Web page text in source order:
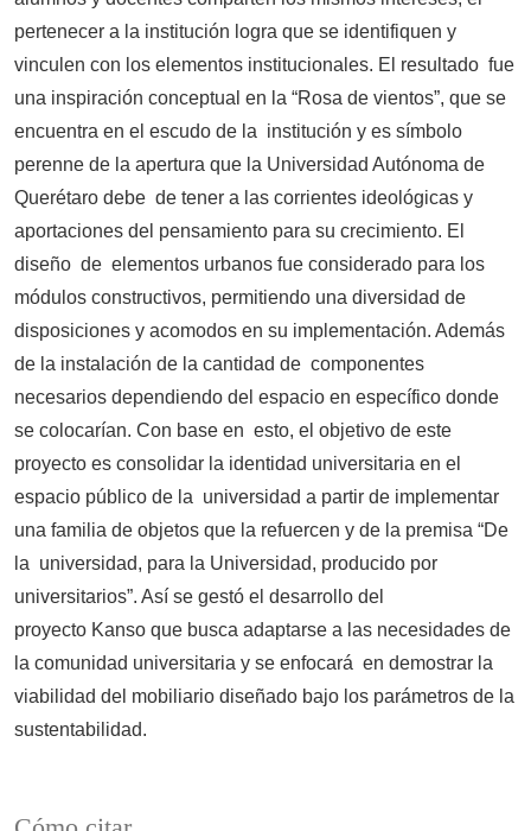
pertenecer a la institución logra que se identifiquen y
vinculen con los elementos institucionales. El resultado fue
una inspiración conceptual en la “Rosa de vientos”, que se
encuentra en el escudo de la institución y es símbolo
perenne de la apertura que la Universidad Autónoma de
Querétaro debe de tener a las corrientes ideológicas y
aportaciones del pensamiento para su crecimiento. El
diseño de elementos urbanos fue considerado para los
módulos constructivos, permitiendo una diversidad de
disposiciones y acomodos en su implementación. Además
de la instalación de la cantidad de componentes
necesarios dependiendo del espacio en específico donde
se colocarían. Con base en esto, el objetivo de este
proyecto es consolidar la identidad universitaria en el
espacio público de la universidad a partir de implementar
una familia de objetos que la refuercen y de la premisa “De
la universidad, para la Universidad, producido por
universitarios”. Así se gestó el desarrollo del
proyecto Kanso que busca adaptarse a las necesidades de
la comunidad universitaria y se enfocará en demostrar la
viabilidad del mobiliario diseñado bajo los parámetros de la
sustentabilidad.